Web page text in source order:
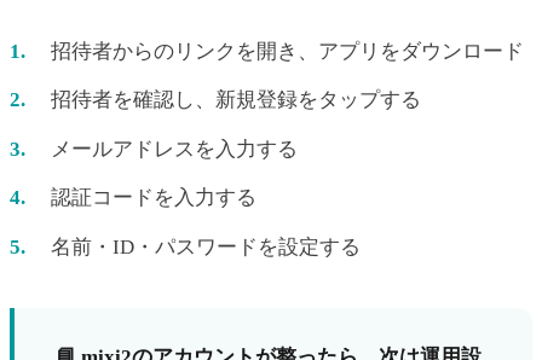
招待者からのリンクを開き、アプリをダウンロード
招待者を確認し、新規登録をタップする
メールアドレスを入力する
認証コードを入力する
名前・ID・パスワードを設定する